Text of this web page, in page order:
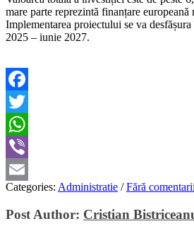
mare parte reprezintă finanțare europeană
Implementarea proiectului se va
2025 – iunie 2027.
Facebook
Twitter
WhatsApp
Viber
Email
Categories: Administratie / Fără comentarii
Post Author: Cristian